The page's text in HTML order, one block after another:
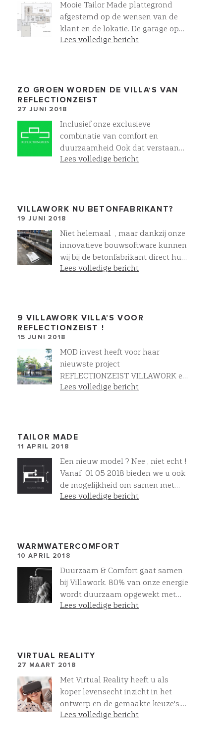
Mooie Tailor Made plattegrond
afgestemd op de wensen van de
klant en de lokatie. De garage op
deze wijze VOOR je villa ontwerpen
Lees volledige bericht
ZO GROEN WORDEN DE VILLA‘S VAN
REFLECTIONZEIST
27 JUNI 2018
Inclusief onze exclusieve
combinatie van comfort en
duurzaamheid Ook dat verstaan
wij onder easy living ! Lees er meer
Lees volledige bericht
VILLAWORK NU BETONFABRIKANT?
19 JUNI 2018
Niet helemaal , maar dankzij onze
innovatieve bouwsoftware kunnen
wij bij de betonfabrikant direct hun
machines aansturen en zelf onze
faalkosten, geen lange levertijden !
Anders denken & anders doen geeft
Meer en soms ook Minder !
Lees volledige bericht
9 VILLAWORK VILLA’S VOOR
REFLECTIONZEIST !
15 JUNI 2018
MOD invest heeft voor haar
nieuwste project
REFLECTIONZEIST VILLAWORK en
architectenbureau wUrck gevraagd
worden wederom top villa’s die
normaal niet in projectvorm
worden aangeboden. Meer
schoonheid , kwaliteit ,
duurzaamheid en comfort voor
jong tot oud gewoon standaard !
Lees volledige bericht
TAILOR MADE
11 APRIL 2018
Een nieuw model ? Nee , niet echt !
Vanaf 01 05 2018 bieden we u ook
de mogelijkheid om samen met
onze architect uw eigen unieke villa
wel noemen : Tailor Made ! Meer
luxe , kwaliteit en zekerheid blijft
gewoon standaard. Ons unieke TM-
Stappenplan met bijbehorende
condities zijn vanaf 01 05 2018 op
onze website te vinden of neem nu
Lees volledige bericht
WARMWATERCOMFORT
10 APRIL 2018
Duurzaam & Comfort gaat samen
bij Villawork. 80% van onze energie
wordt duurzaam opgewekt met
aardwarmte. Dankzij onze
Lees volledige bericht
VIRTUAL REALITY
27 MAART 2018
Met Virtual Reality heeft u als
koper levensecht inzicht in het
ontwerp en de gemaakte keuze's.
Zo nemen we u als koper stap voor
Lees volledige bericht